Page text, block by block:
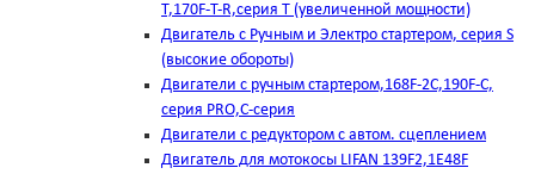
T,170F-T-R,серия Т (увеличенной мощности)
Двигатель с Ручным и Электро стартером, серия S
(высокие обороты)
Двигатели с ручным стартером,168F-2C,190F-C,
серия PRO,C-серия
Двигатели с редуктором с автом. сцеплением
Двигатель для мотокосы LIFAN 139F2,1E48F